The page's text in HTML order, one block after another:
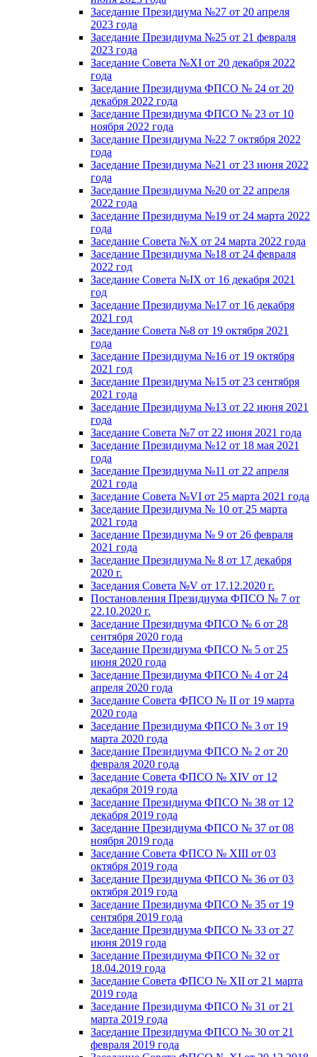
Заседание Президиума №27 от 20 апреля
2023 года
Заседание Президиума №25 от 21 февраля
2023 года
Заседание Совета №XI от 20 декабря 2022
года
Заседание Президиума ФПСО № 24 от 20
декабря 2022 года
Заседание Президиума ФПСО № 23 от 10
ноября 2022 года
Заседание Президиума №22 7 октября 2022
года
Заседание Президиума №21 от 23 июня 2022
года
Заседание Президиума №20 от 22 апреля
2022 года
Заседание Президиума №19 от 24 марта 2022
года
Заседание Совета №X от 24 марта 2022 года
Заседание Президиума №18 от 24 февраля
2022 год
Заседание Совета №IX от 16 декабря 2021
год
Заседание Президиума №17 от 16 декабря
2021 год
Заседание Совета №8 от 19 октября 2021
года
Заседание Президиума №16 от 19 октября
2021 год
Заседание Президиума №15 от 23 сентября
2021 года
Заседание Президиума №13 от 22 июня 2021
года
Заседание Совета №7 от 22 июня 2021 года
Заседание Президиума №12 от 18 мая 2021
года
Заседание Президиума №11 от 22 апреля
2021 года
Заседание Совета №VI от 25 марта 2021 года
Заседание Президиума № 10 от 25 марта
2021 года
Заседание Президиума № 9 от 26 февраля
2021 года
Заседание Президиума № 8 от 17 декабря
2020 г.
Заседания Совета №V от 17.12.2020 г.
Постановления Президиума ФПСО № 7 от
22.10.2020 г.
Заседание Президиума ФПСО № 6 от 28
сентября 2020 года
Заседание Президиума ФПСО № 5 от 25
июня 2020 года
Заседание Президиума ФПСО № 4 от 24
апреля 2020 года
Заседание Совета ФПСО № II от 19 марта
2020 года
Заседание Президиума ФПСО № 3 от 19
марта 2020 года
Заседание Президиума ФПСО № 2 от 20
февраля 2020 года
Заседание Совета ФПСО № XIV от 12
декабря 2019 года
Заседание Президиума ФПСО № 38 от 12
декабря 2019 года
Заседание Президиума ФПСО № 37 от 08
ноября 2019 года
Заседание Совета ФПСО № XIII от 03
октября 2019 года
Заседание Президиума ФПСО № 36 от 03
октября 2019 года
Заседание Президиума ФПСО № 35 от 19
сентября 2019 года
Заседание Президиума ФПСО № 33 от 27
июня 2019 года
Заседание Президиума ФПСО № 32 от
18.04.2019 года
Заседание Совета ФПСО № XII от 21 марта
2019 года
Заседание Президиума ФПСО № 31 от 21
марта 2019 года
Заседание Президиума ФПСО № 30 от 21
февраля 2019 года